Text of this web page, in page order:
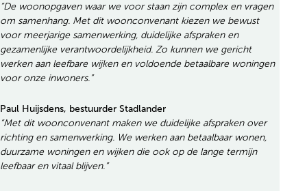
“De woonopgaven waar we voor staan zijn complex en vragen
om samenhang. Met dit woonconvenant kiezen we bewust
voor meerjarige samenwerking, duidelijke afspraken en
gezamenlijke verantwoordelijkheid. Zo kunnen we gericht
werken aan leefbare wijken en voldoende betaalbare woningen
voor onze inwoners.”
Paul Huijsdens, bestuurder Stadlander
“Met dit woonconvenant maken we duidelijke afspraken over
richting en samenwerking. We werken aan betaalbaar wonen,
duurzame woningen en wijken die ook op de lange termijn
leefbaar en vitaal blijven.”